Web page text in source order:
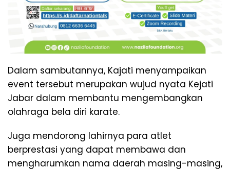
Dalam sambutannya, Kajati menyampaikan
event tersebut merupakan wujud nyata Kejati
Jabar dalam membantu mengembangkan
olahraga bela diri karate.
Juga mendorong lahirnya para atlet
berprestasi yang dapat membawa dan
mengharumkan nama daerah masing-masing,